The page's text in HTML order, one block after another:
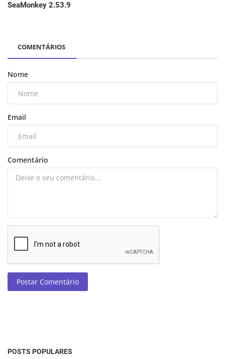
SeaMonkey 2.53.9
COMENTÁRIOS
Nome
Email
Comentário
Postar Comentário
POSTS POPULARES